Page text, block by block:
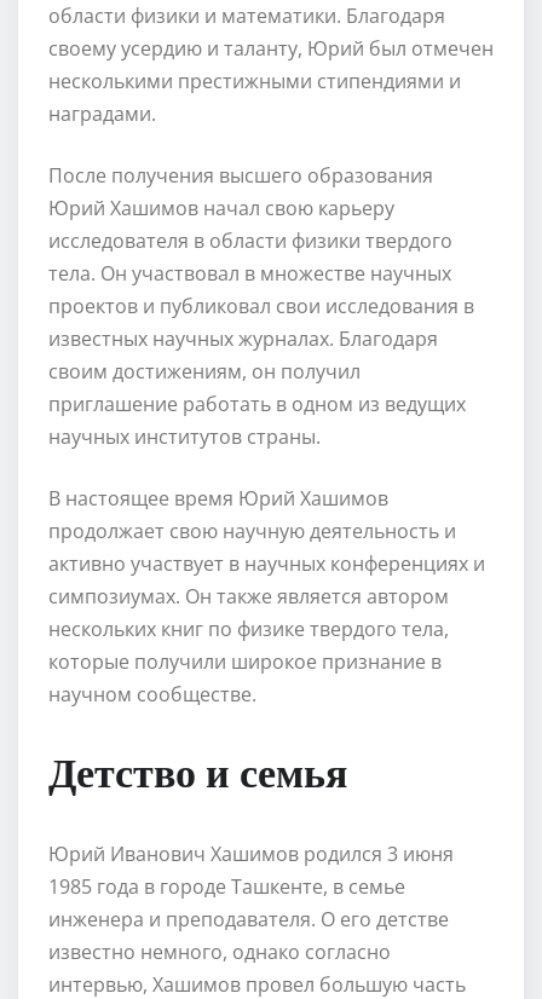
области физики и математики. Благодаря
своему усердию и таланту, Юрий был отмечен
несколькими престижными стипендиями и
наградами.
После получения высшего образования
Юрий Хашимов начал свою карьеру
исследователя в области физики твердого
тела. Он участвовал в множестве научных
проектов и публиковал свои исследования в
известных научных журналах. Благодаря
своим достижениям, он получил
приглашение работать в одном из ведущих
научных институтов страны.
В настоящее время Юрий Хашимов
продолжает свою научную деятельность и
активно участвует в научных конференциях и
симпозиумах. Он также является автором
нескольких книг по физике твердого тела,
которые получили широкое признание в
научном сообществе.
Детство и семья
Юрий Иванович Хашимов родился 3 июня
1985 года в городе Ташкенте, в семье
инженера и преподавателя. О его детстве
известно немного, однако согласно
интервью, Хашимов провел большую часть